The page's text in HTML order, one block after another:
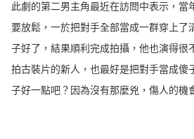
此劇的第二男主角最近在訪問中表示，當
要放鬆，一於把對手全部當成一群穿上了
子好了，結果順利完成拍攝，他也演得很
拍古裝片的新人，也最好是把對手當成傻
子好一點吧？因為沒有那麼兇，傷人的機